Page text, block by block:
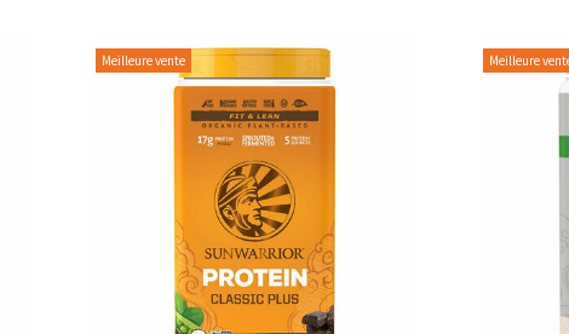
QUELS SONT LES BÉNÉFICES
VÉGÉTALES POUDRE BIO?
renforcement musculaire
: associées à des
permettent de réussir une prise de masse
façon très efficace de lutter contre l'ostéoporose, notamment
Performance et récupération :nos complements proteines bio vous
de sport et à recharger les réserves de protéiques
contre la fatigue musculaire.
Meilleure vente Meilleure